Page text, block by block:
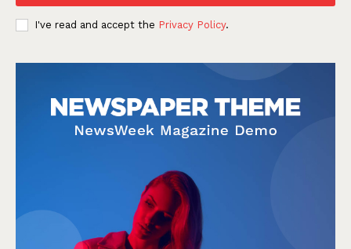
I've read and accept the Privacy Policy.